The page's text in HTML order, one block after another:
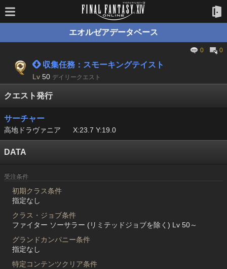
エオルゼアデータベース
0 0
 収集任務：スモーキングテイスト
Lv 50 デイリークエスト
クエスト発行
サーチャー
高地ドラヴァニア X:23.7 Y:19.0
DATA
受注条件
初期クラス条件
指定なし
クラス・ジョブ条件
ファイター ソーサラー (リミテッドジョブを除く) Lv 50～
グランドカンパニー条件
指定なし
特定コンテンツクリア条件